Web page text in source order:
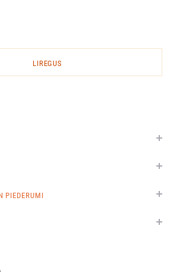
LIREGUS
PIEDERUMI